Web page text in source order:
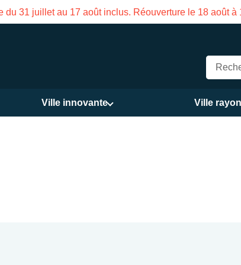
des Services publics Vasco de Gama du 3 au 21 août
Ville innovante Ville